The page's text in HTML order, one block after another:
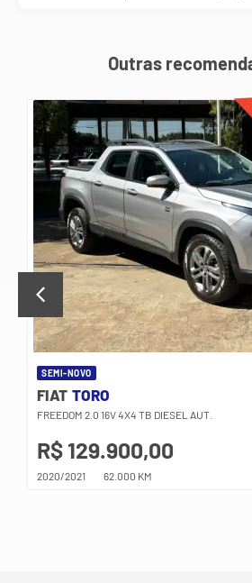
Outras
SEMI-NOVO
FIAT TORO
FREEDOM 2.0 16V 4X4 TB DIESEL AUT.
R$ 129.900,00
2020/2021 62.000 KM